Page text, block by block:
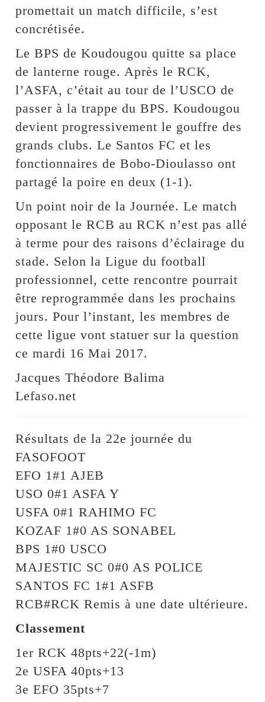
promettait un match difficile, s’est
concrétisée.
Le BPS de Koudougou quitte sa place
de lanterne rouge. Après le RCK,
l’ASFA, c’était au tour de l’USCO de
passer à la trappe du BPS. Koudougou
devient progressivement le gouffre des
grands clubs. Le Santos FC et les
fonctionnaires de Bobo-Dioulasso ont
partagé la poire en deux (1-1).
Un point noir de la Journée. Le match
opposant le RCB au RCK n’est pas allé
à terme pour des raisons d’éclairage du
stade. Selon la Ligue du football
professionnel, cette rencontre pourrait
être reprogrammée dans les prochains
jours. Pour l’instant, les membres de
cette ligue vont statuer sur la question
ce mardi 16 Mai 2017.
Jacques Théodore Balima
Lefaso.net
Résultats de la 22e journée du
FASOFOOT
EFO 1#1 AJEB
USO 0#1 ASFA Y
USFA 0#1 RAHIMO FC
KOZAF 1#0 AS SONABEL
BPS 1#0 USCO
MAJESTIC SC 0#0 AS POLICE
SANTOS FC 1#1 ASFB
RCB#RCK Remis à une date ultérieure.
Classement
1er RCK 48pts+22(-1m)
2e USFA 40pts+13
3e EFO 35pts+7